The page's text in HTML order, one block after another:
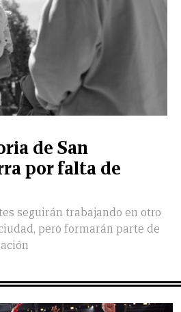
de San
por falta de
seguirán trabajando en otro
pero formarán parte de